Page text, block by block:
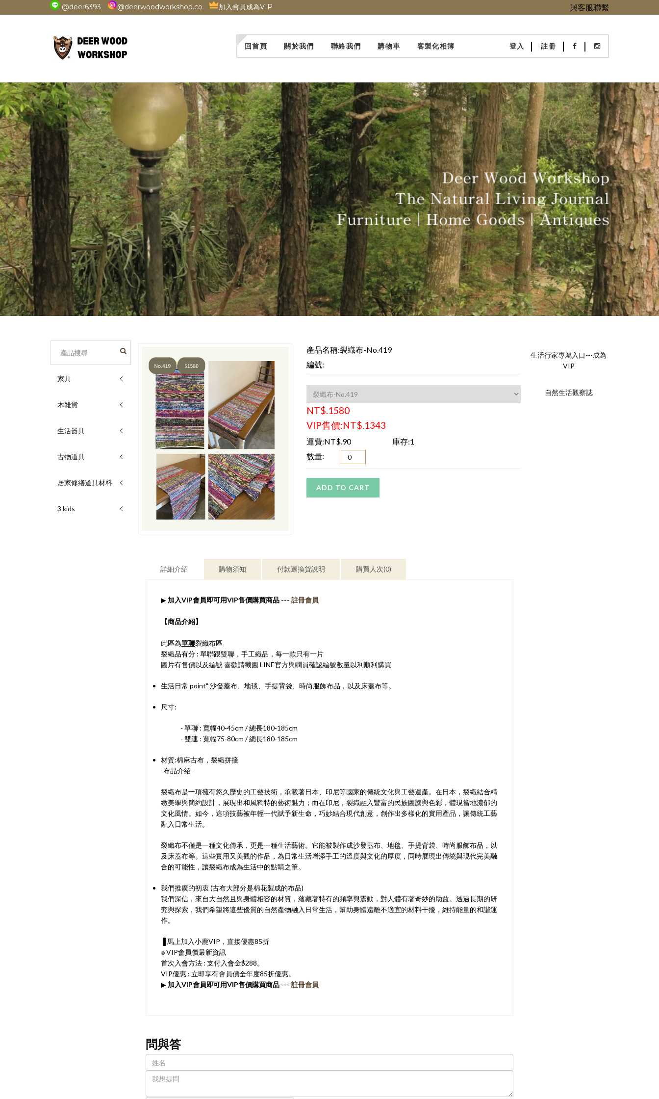
@deer6393 @deerwoodworkshop.co 加入會員成為VIP 與客服聯繫
回首頁 關於我們 聯絡我們 購物車 客製化相簿 登入 註冊
家具
木雜貨
生活器具
古物道具
居家修繕道具材料
3 kids
產品名稱:裂織布-No.419
編號:
NT$.1580
VIP售價:NT$.1343
運費:NT$.90
庫存:1
數量:
ADD TO CART
詳細介紹 購物須知 付款退換貨說明 購買人次(0)
▶ 加入VIP會員即可用VIP售價購買商品 --- 註冊會員
​【商品介紹】
此區為單聯裂織布區
裂織品有分 : 單聯跟雙聯，手工織品，每一款只有一片
圖片有售價以及編號 喜歡請截圖 LINE官方與瞤員確認編號數量以利順利購買
生活日常 point" 沙發蓋布、地毯、手提背袋、時尚服飾布品，以及床蓋布等。
尺寸:
- 單聯 : 寬幅40-45cm / 總長180-185cm
- 雙連 : 寬幅75-80cm / 總長180-185cm
材質:棉麻古布，裂織拼接
-布品介紹-
裂織布是一項擁有悠久歷史的工藝技術，承載著日本、印尼等國家的傳統文化與工藝遺產。在日本，裂織結合精
緻美學與簡約設計，展現出和風獨特的藝術魅力；而在印尼，裂織融入豐富的民族圖騰與色彩，體現當地濃郁的
文化風情。如今，這項技藝被年輕一代賦予新生命，巧妙結合現代創意，創作出多樣化的實用產品，讓傳統工藝
融入日常生活。
裂織布不僅是一種文化傳承，更是一種生活藝術。它能被製作成沙發蓋布、地毯、手提背袋、時尚服飾布品，以
及床蓋布等。這些實用又美觀的作品，為日常生活增添手工的溫度與文化的厚度，同時展現出傳統與現代完美融
合的可能性，讓裂織布成為生活中的點睛之筆。
我們推廣的初衷 (古布大部分是棉花製成的布品)
我們深信，來自大自然且與身體相容的材質，蘊藏著特有的頻率與震動，對人體有著奇妙的助益。透過長期的研
究與探索，我們希望將這些優質的自然產物融入日常生活，幫助身體遠離不適宜的材料干擾，維持能量的和諧運
作。
▐ 馬上加入小鹿VIP，直接優惠85折
⍟ VIP會員價最新資訊
首次入會方法 : 支付入會金$288。
VIP優惠 : 立即享有會員價全年度85折優惠。
▶ 加入VIP會員即可用VIP售價購買商品 --- 註冊會員
問與答
生活行家專屬入口---成為
VIP
自然生活觀察誌